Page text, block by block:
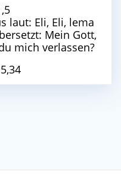
laut: Eli, Eli, lema
Mein Gott,
mich verlassen?